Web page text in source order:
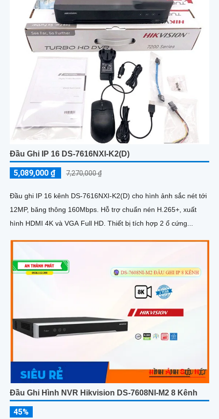
Đầu Ghi IP 16 DS-7616NXI-K2(D)
5,089,000 ₫ 7,270,000 ₫
Đầu ghi IP 16 kênh DS-7616NXI-K2(D) cho hình ảnh sắc nét tới
12MP, băng thông 160Mbps. Hỗ trợ chuẩn nén H.265+, xuất
hình HDMI 4K và VGA Full HD. Thiết bị tích hợp 2 ổ cứng...
Đầu Ghi Hình NVR Hikvision DS-7608NI-M2 8 Kênh
45%